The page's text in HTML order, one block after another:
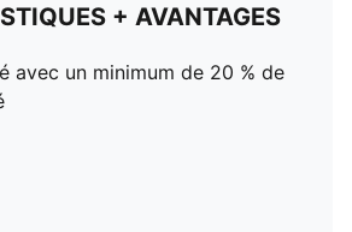
+ AVANTAGES
avec un minimum de 20 % de